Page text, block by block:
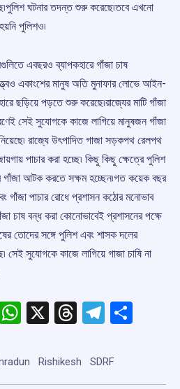
ঘটনার তদন্ত শুরু করেছে৷তবে এখনো
পুলিশও৷
এবছরও ব্যাপকহারে গাঁজা চাষ
একাংশের মানুষ অতি মুনাফার লোভে আইন-
ছড়িয়ে পড়তে শুরু করেছে৷রাজ্যের মাটি গাঁজা
সেই সুযোগকে কাজে লাগিয়ে মানুষজন গাঁজা
রাজ্যে উৎপাদিত গাজা সড়কপথ রেলপথ
পাচার করা হচ্ছে৷ কিছু কিছু ক্ষেত্রে পুলিশ
গাঁজা আটক করতে সক্ষম হচ্ছেন৷গত কয়েক বছর
গাঁজা পাচার রোধে প্রশাসন কঠোর মনোভাব
চাষ বন্ধ করা কোনোভাবেই প্রশাসনের পক্ষে
তোদের সঙ্গে পুলিশ এবং শাসক দলের
সেই সুযোগকে কাজে লাগিয়ে গাজা চাষি না
WhatsApp
X Threads
Rishikesh SDRF